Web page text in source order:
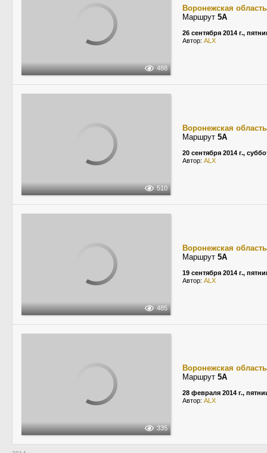
488
Воронежская область
Маршрут 5А
26 сентября 2014 г.,
Автор: ALX
510
Воронежская область
Маршрут 5А
20 сентября 2014 г.,
Автор: ALX
485
Воронежская область
Маршрут 5А
19 сентября 2014 г.,
Автор: ALX
335
Воронежская область
Маршрут 5А
28 февраля 2014 г.,
Автор: ALX